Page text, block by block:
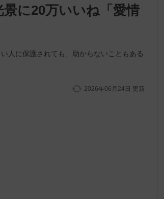
に20万いいね「愛情
人に保護されても、助からないこともある
2026年06月24日 更新